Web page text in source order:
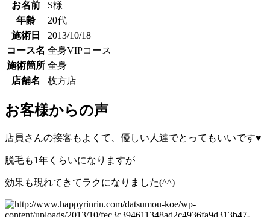
お名前
S様
年齢
20代
施術日
2013/10/18
コース名 全身VIPコース
施術箇所 全身
店舗名
枚方店
お客様からの声
店員さんの接客もよくて、優しい人達でとってもいいです♥
脱毛も1年くらいになりますが
効果も現れてきてラクになりました(^^)